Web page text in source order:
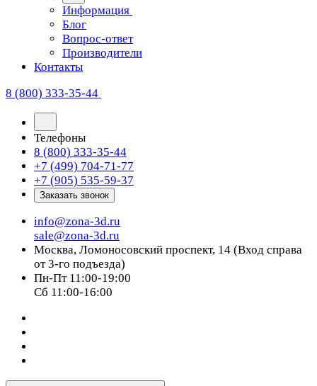
Информация
Блог
Вопрос-ответ
Производители
Контакты
8 (800) 333-35-44
Телефоны
8 (800) 333-35-44
+7 (499) 704-71-77
+7 (905) 535-59-37
Заказать звонок
info@zona-3d.ru
sale@zona-3d.ru
Москва, Ломоносовский проспект, 14 (Вход справа
от 3-го подъезда)
Пн-Пт 11:00-19:00
Сб 11:00-16:00